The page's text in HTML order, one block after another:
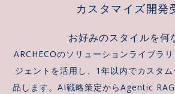
カスタマイズ開発
お好みのスタイルを何
ARCHECOのソリューションライブラ
ジェントを活用し、1年以内でカスタ
品します。AI戦略策定からAgentic